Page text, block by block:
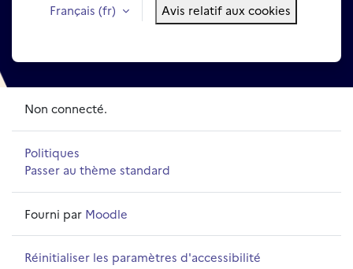
Français ‎(fr)‎ Avis relatif aux cookies
Non connecté.
Politiques
Passer au thème standard
Fourni par Moodle
Réinitialiser les paramètres d'accessibilité